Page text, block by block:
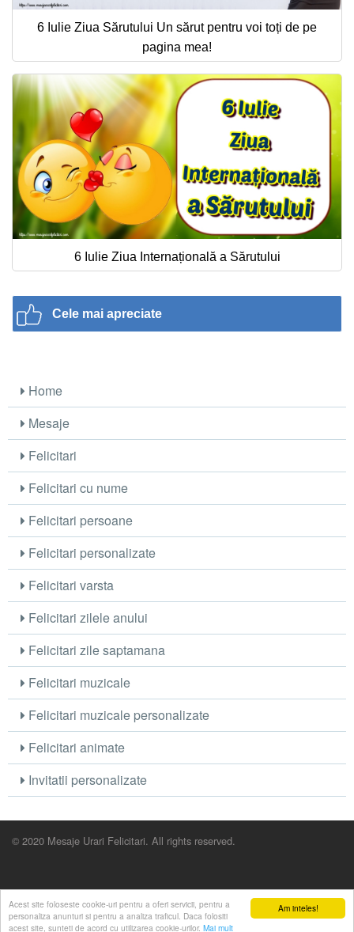
Am inteles!
Acest site foloseste cookie-uri pentru a oferi servicii, pentru a
personaliza anunturi si pentru a analiza traficul. Daca folositi
acest site, sunteti de acord cu utilizarea cookie-urilor. Mai mult
6 Iulie Ziua Sărutului Un sărut pentru voi toți de pe
pagina mea!
6 Iulie Ziua Internațională a Sărutului
Cele mai apreciate
Home
Mesaje
Felicitari
Felicitari cu nume
Felicitari persoane
Felicitari personalizate
Felicitari varsta
Felicitari zilele anului
Felicitari zile saptamana
Felicitari muzicale
Felicitari muzicale personalizate
Felicitari animate
Invitatii personalizate
© 2020 Mesaje Urari Felicitari. All rights reserved.